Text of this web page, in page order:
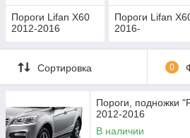
Пороги Lifan X60
2012-2016
Пороги Lifan
2016-
Сортировка 0
Пороги, подножки
2012-2016
В наличии